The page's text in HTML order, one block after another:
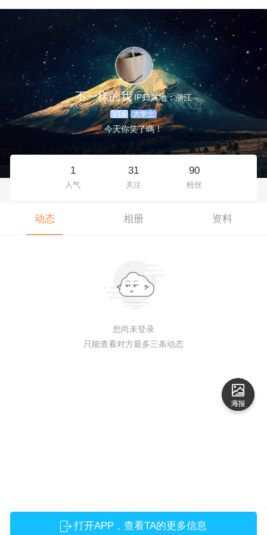
不一樣的我 IP归属地：浙江
V14 大学士
今天你笑了嗎！
1
人气
31
关注
90
粉丝
动态 相册 资料
您尚未登录
只能查看对方最多三条动态
打开APP，查看TA的更多信息